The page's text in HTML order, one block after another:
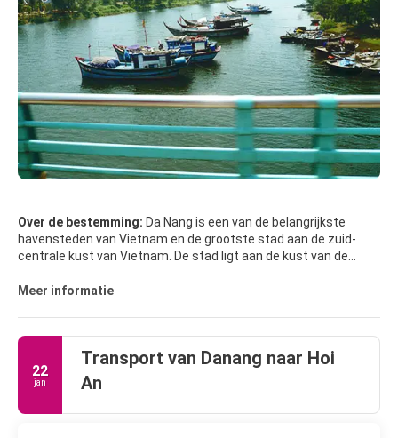
Over de bestemming: Da Nang is een van de belangrijkste
havensteden van Vietnam en de grootste stad aan de zuid-
centrale kust van Vietnam. De stad ligt aan de kust van de
commerciële en educatieve centrum van Centraal-Vietnam,
maakt het een belangrijk transportknooppunt en het derde
grootste economische centrum van Vietnam.
BELANGRIJKSTE TOERISTISCHE ATTRACTIES
Meer informatie
22
jan
Transport van Danang naar Hoi
An